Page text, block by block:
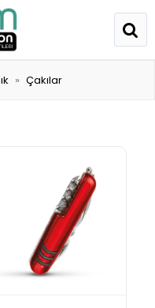
Çakılar